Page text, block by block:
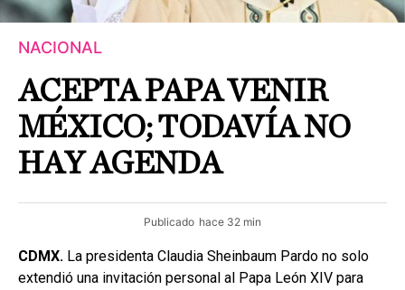
NACIONAL
ACEPTA PAPA VENIR
MÉXICO; TODAVÍA NO
HAY AGENDA
Publicado hace 32 min
CDMX. La presidenta Claudia Sheinbaum Pardo no solo
extendió una invitación personal al Papa León XIV para